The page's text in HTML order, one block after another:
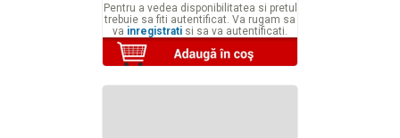
Pentru a vedea disponibilitatea si pretul
trebuie sa fiti autentificat. Va rugam sa
va inregistrati si sa va autentificati.